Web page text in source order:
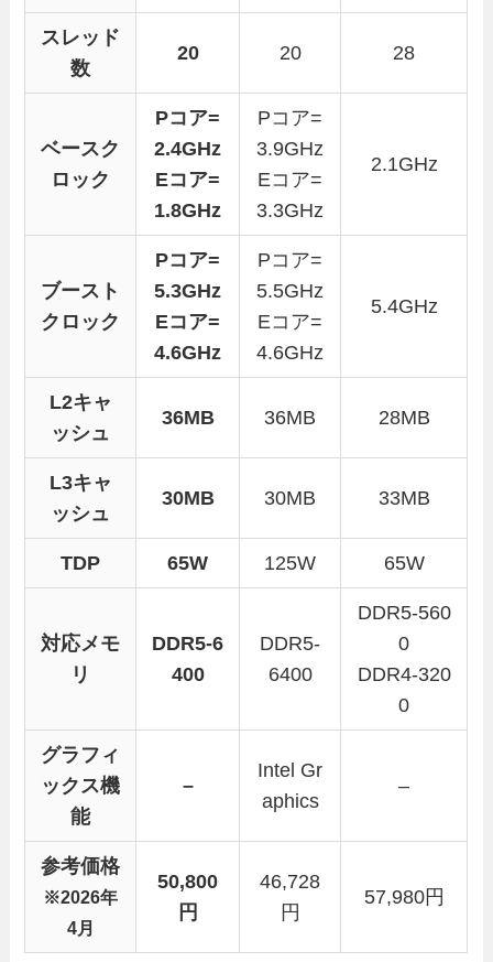
スレッド
数
20 20 28
ベースク
ロック
Pコア=
2.4GHz
Eコア=
1.8GHz
Pコア=
3.9GHz
Eコア=
3.3GHz
2.1GHz
ブースト
クロック
Pコア=
5.3GHz
Eコア=
4.6GHz
Pコア=
5.5GHz
Eコア=
4.6GHz
5.4GHz
L2キャ
ッシュ
36MB 36MB 28MB
L3キャ
ッシュ
30MB 30MB 33MB
TDP 65W 125W 65W
対応メモ
リ
DDR5-6
400
DDR5-
6400
DDR5-560
0
DDR4-320
0
グラフィ
ックス機
能
–
Intel Gr
aphics
–
参考価格
※2026年
4月
50,800
円
46,728
円
57,980円